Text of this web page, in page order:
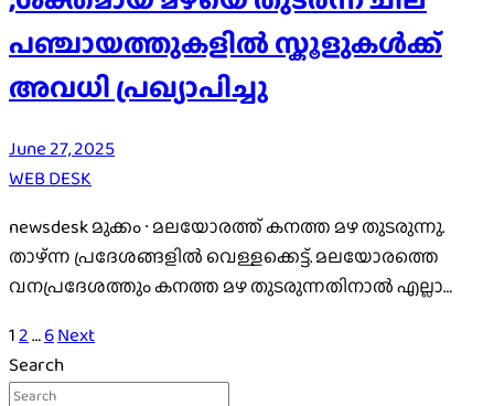
പഞ്ചായത്തുകളിൽ സ്കൂളുകൾക്ക്
അവധി പ്രഖ്യാപിച്ചു
June 27, 2025
WEB DESK
newsdesk മുക്കം ∙ മലയോരത്ത് കനത്ത മഴ തുടരുന്നു.
താഴ്ന്ന പ്രദേശങ്ങളിൽ വെള്ളക്കെട്ട്. മലയോരത്തെ
വനപ്രദേശത്തും കനത്ത മഴ തുടരുന്നതിനാൽ എല്ലാ…
Posts
pagination
12…6Next
Search